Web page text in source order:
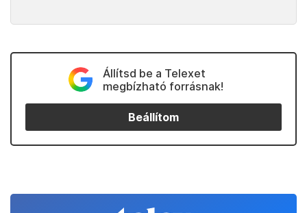
Állítsd be a Telexet
megbízható forrásnak!
Beállítom